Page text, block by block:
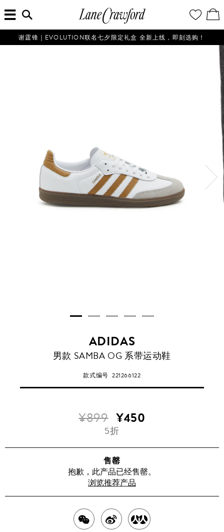
佛
探
的
愿
望
清
单
看
／
修
购
物
袋
单
入
搜
索
信
息...
谢霆锋｜EVOLUTION联名七夕限定礼盒 全新上线，即刻选购！
ADIDAS
男款 SAMBA OG 系带运动鞋
款式编号221266122
¥899 ¥450
5折
售罄
抱歉，此产品已经售罄。
浏览推荐产品
分
分
分